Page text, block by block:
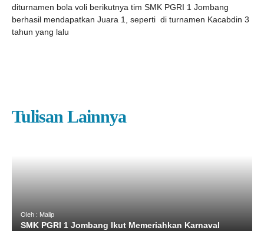
diturnamen bola voli berikutnya tim SMK PGRI 1 Jombang
berhasil mendapatkan Juara 1, seperti di turnamen Kacabdin 3
tahun yang lalu
Tulisan Lainnya
Oleh : Malip
SMK PGRI 1 Jombang Ikut Memeriahkan Karnaval